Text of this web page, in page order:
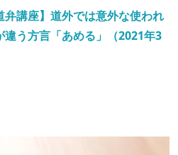
弁講座】道外では意外な使われ
う方言「あめる」（2021年3